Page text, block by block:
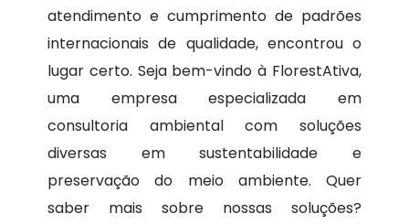
atendimento e cumprimento de padrões
internacionais de qualidade, encontrou o
lugar certo. Seja bem-vindo à FlorestAtiva,
uma empresa especializada em
consultoria ambiental com soluções
diversas em sustentabilidade e
preservação do meio ambiente. Quer
saber mais sobre nossas soluções?